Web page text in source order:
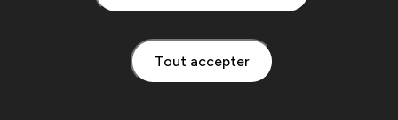
Tout accepter